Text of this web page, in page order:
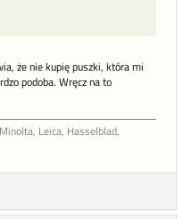
że nie kupię puszki, która mi
podoba. Wręcz na to
Leica, Hasselblad,